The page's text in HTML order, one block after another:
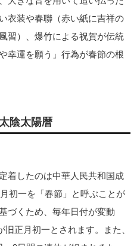
衣装や春聯（赤い紙に吉祥の
習）、爆竹による祝賀が伝統
幸運を願う」行為が春節の根
陰太陽暦
着したのは中華人民共和国成
初一を「春節」と呼ぶことが
づくため、毎年日付が変動
旧正月初一とされます。また、